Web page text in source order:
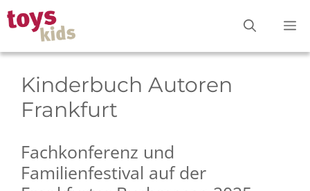
Zum
Inhalt
springen
Kinderbuch Autoren
Frankfurt
Fachkonferenz und
Familienfestival auf der